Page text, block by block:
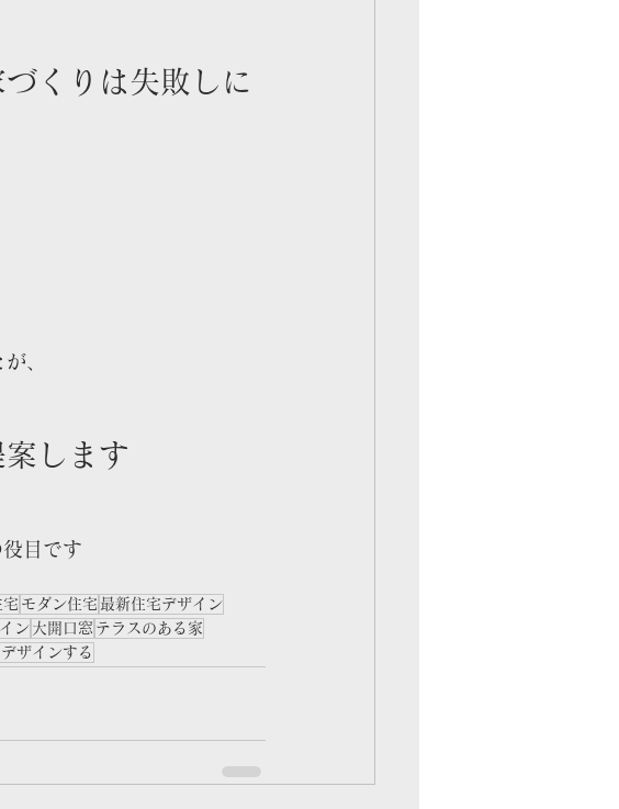
くりは失敗しに
が、
します
目です
宅 モダン住宅 最新住宅デザイン
ン 大開口窓 テラスのある家
ザインする